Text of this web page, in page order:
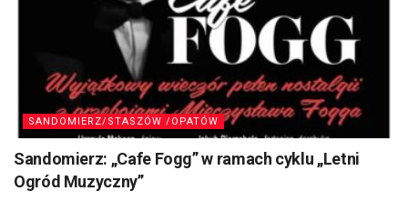
SANDOMIERZ/STASZÓW /OPATÓW
Sandomierz: „Cafe Fogg” w ramach cyklu „Letni
Ogród Muzyczny”